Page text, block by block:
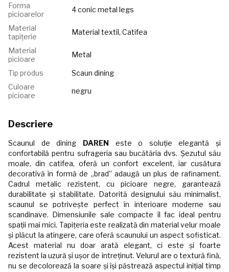
Forma
picioarelor
4 conic metal legs
Material
tapițerie
Material textil, Catifea
Material
picioare
Metal
Tip produs
Scaun dining
Culoare
picioare
negru
Descriere
Scaunul de dining DAREN este o soluție elegantă și
confortabilă pentru sufrageria sau bucătăria dvs. Șezutul său
moale, din catifea, oferă un confort excelent, iar cusătura
decorativă în formă de „brad” adaugă un plus de rafinament.
Cadrul metalic rezistent, cu picioare negre, garantează
durabilitate și stabilitate. Datorită designului său minimalist,
scaunul se potrivește perfect în interioare moderne sau
scandinave. Dimensiunile sale compacte îl fac ideal pentru
spații mai mici. Tapițeria este realizată din material velur moale
și plăcut la atingere, care oferă scaunului un aspect sofisticat.
Acest material nu doar arată elegant, ci este și foarte
rezistent la uzură și ușor de întreținut. Velurul are o textură fină,
nu se decolorează la soare și își păstrează aspectul inițial timp